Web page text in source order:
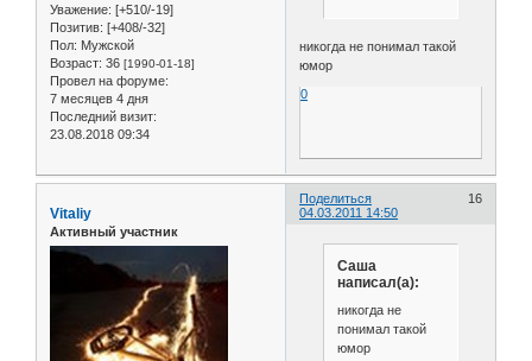
Уважение: [+510/-19]
Позитив: [+408/-32]
Пол: Мужской
Возраст: 36 [1990-01-18]
Провел на форуме:
7 месяцев 4 дня
Последний визит:
23.08.2018 09:34
никогда не понимал такой
юмор
0
Поделиться
16
04.03.2011 14:50
Vitaliy
Активный участник
Саша
написал(а):
никогда не
понимал такой
юмор